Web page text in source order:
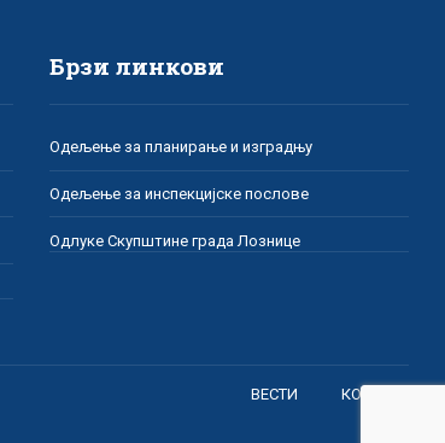
Брзи линкови
Одељење за планирање и изградњу
Одељење за инспекцијске послове
Одлуке Скупштине града Лознице
ВЕСТИ КОНТАКТ